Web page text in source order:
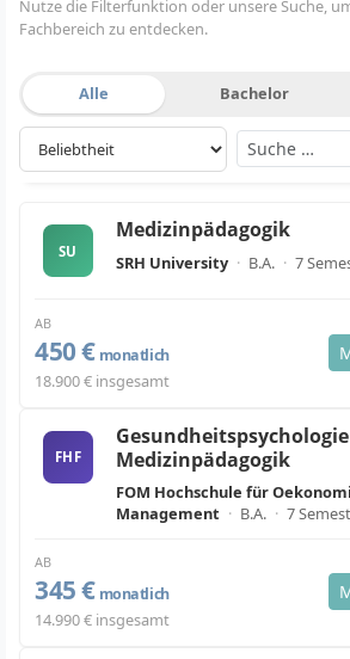
Nutze die Filterfunktion oder unsere Suche,
Fachbereich zu entdecken.
Alle Bachelor
SU
Medizinpädagogik
SRH University · B.A. · 7
AB
450 € monatlich
18.900 € insgesamt
FHF
Medizinpädagogik
FOM Hochschule für
Management · B.A. · 7
AB
345 € monatlich
14.990 € insgesamt